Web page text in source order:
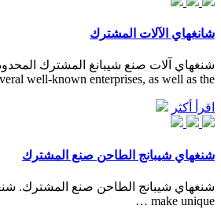
شانغهاي الآلات المشترك
well-known enterprises, as well as the ...
اقرأ أكثر
شنغهاي شيبانج الطاحن صنع المشترك
make unique …